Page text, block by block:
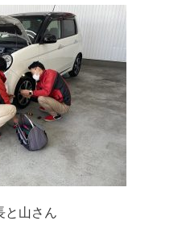
と山さん　‍